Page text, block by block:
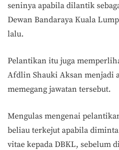
seninya apabila dilantik
Dewan Bandaraya Kuala
lalu.
Pelantikan itu juga
Afdlin Shauki Aksan menjadi
memegang jawatan tersebut.
Mengulas mengenai
beliau terkejut apabila
vitae kepada DBKL, sebelum